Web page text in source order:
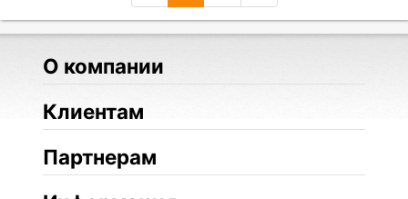
О компании
Клиентам
Партнерам